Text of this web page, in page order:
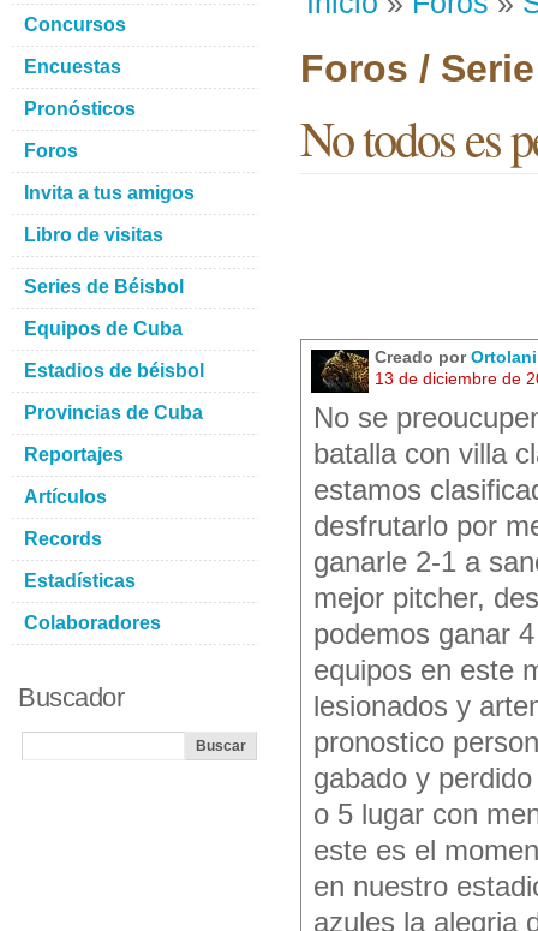
Foros /
No todos es
Creado por
13 de diciembre de
No se
batalla con villa
estamos
desfrutarlo por
ganarle 2-1 a
mejor pitcher,
podemos ganar
equipos en este
lesionados y
pronostico
gabado y
o 5 lugar con
este es el
en nuestro
azules la alegria
Concursos
Encuestas
Pronósticos
Foros
Invita a tus amigos
Libro de visitas
Series de Béisbol
Equipos de Cuba
Estadios de béisbol
Provincias de Cuba
Reportajes
Artículos
Records
Estadísticas
Colaboradores
Buscador